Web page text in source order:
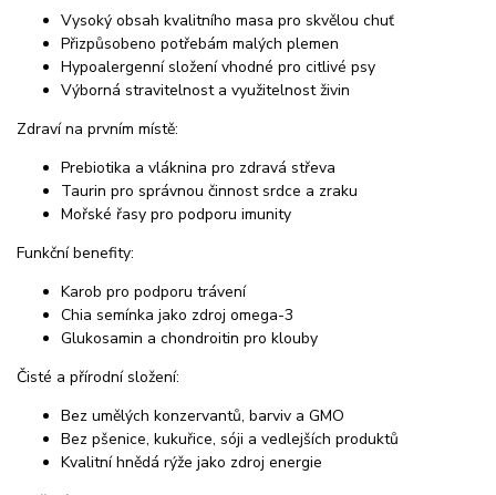
Vysoký obsah kvalitního masa pro skvělou chuť
Přizpůsobeno potřebám malých plemen
Hypoalergenní složení vhodné pro citlivé psy
Výborná stravitelnost a využitelnost živin
Zdraví na prvním místě:
Prebiotika a vláknina pro zdravá střeva
Taurin pro správnou činnost srdce a zraku
Mořské řasy pro podporu imunity
Funkční benefity:
Karob pro podporu trávení
Chia semínka jako zdroj omega-3
Glukosamin a chondroitin pro klouby
Čisté a přírodní složení:
Bez umělých konzervantů, barviv a GMO
Bez pšenice, kukuřice, sóji a vedlejších produktů
Kvalitní hnědá rýže jako zdroj energie